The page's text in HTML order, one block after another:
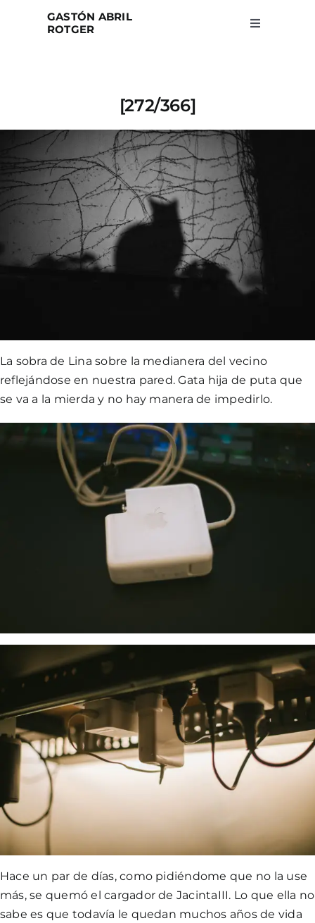
GASTÓN ABRIL
ROTGER
Toggle
About
Search
for:
[272/366]
La sobra de Lina sobre la medianera del vecino
reflejándose en nuestra pared. Gata hija de puta que
se va a la mierda y no hay manera de impedirlo.
Hace un par de días, como pidiéndome que no la use
más, se quemó el cargador de JacintaIII. Lo que ella no
sabe es que todavía le quedan muchos años de vida